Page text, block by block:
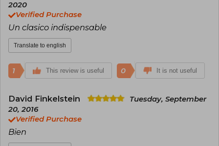
2020
Verified Purchase
Un clasico indispensable
Translate to english
1 This review is useful 0 It is not useful
David Finkelstein
Tuesday, September
20, 2016
Verified Purchase
Bien